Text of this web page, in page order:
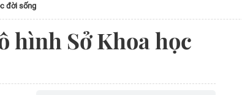
đời sống
hình Sở Khoa học